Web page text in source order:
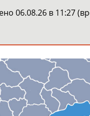
06.08.26 в 11:27